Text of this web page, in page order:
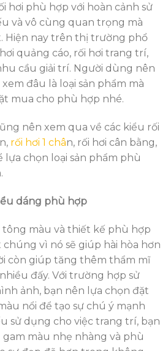
hơi phù hợp với hoàn cảnh sử
và vô cùng quan trọng mà
Hiện nay trên thị trường phổ
quảng cáo, rối hơi trang trí,
cầu giải trí. Người dùng nên
đâu là loại sản phẩm mà
mua cho phù hợp nhé.
nên xem qua về các kiểu rối
rối hơi 1 chân, rối hơi cân bằng,
lựa chọn loại sản phẩm phù
dáng phù hợp
màu và thiết kế phù hợp
chúng vì nó sẽ giúp hài hòa hơn
còn giúp tăng thêm thẩm mĩ
đấy. Với trường hợp sử
ảnh, bạn nên lựa chọn đặt
nổi để tạo sự chú ý mạnh
sử dụng cho việc trang trí, bạn
màu nhẹ nhàng và phù